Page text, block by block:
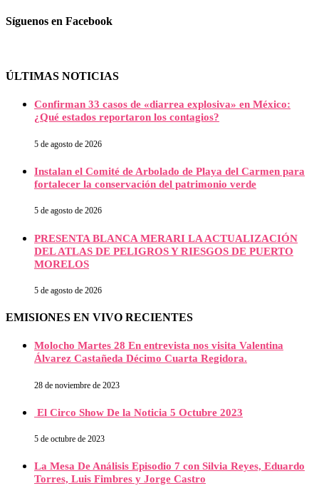
Síguenos en Facebook
ÚLTIMAS NOTICIAS
Confirman 33 casos de «diarrea explosiva» en México:
¿Qué estados reportaron los contagios?
5 de agosto de 2026
Instalan el Comité de Arbolado de Playa del Carmen para
fortalecer la conservación del patrimonio verde
5 de agosto de 2026
PRESENTA BLANCA MERARI LA ACTUALIZACIÓN
DEL ATLAS DE PELIGROS Y RIESGOS DE PUERTO
MORELOS
5 de agosto de 2026
EMISIONES EN VIVO RECIENTES
Molocho Martes 28 En entrevista nos visita Valentina
Álvarez Castañeda Décimo Cuarta Regidora.
28 de noviembre de 2023
El Circo Show De la Noticia 5 Octubre 2023
5 de octubre de 2023
La Mesa De Análisis Episodio 7 con Silvia Reyes, Eduardo
Torres, Luis Fimbres y Jorge Castro